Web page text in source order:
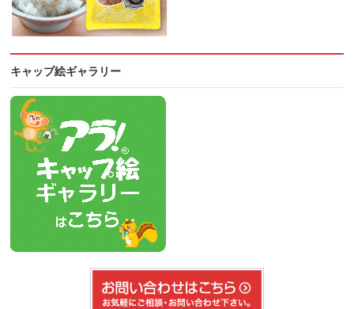
キャップ絵ギャラリー